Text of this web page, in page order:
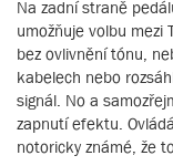
Na zadní straně
umožňuje volbu mezi
bez ovlivnění tónu,
kabelech nebo
signál. No a
zapnutí efektu.
notoricky známé, že